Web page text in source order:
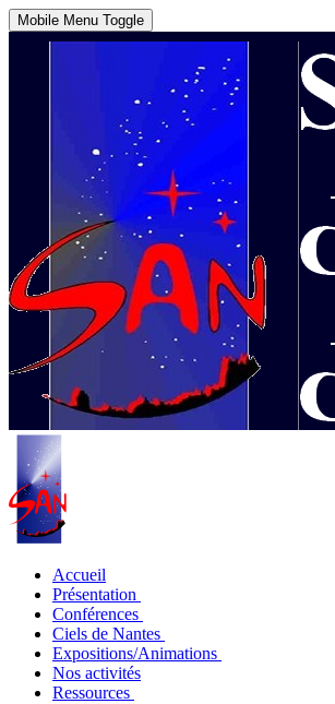
Mobile Menu Toggle
Accueil
Présentation
Conférences
Ciels de Nantes
Expositions/Animations
Nos activités
Ressources